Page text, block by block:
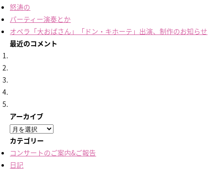
怒涛の
パーティー演奏とか
オペラ「大おばさん」「ドン・キホーテ」出演、制作のお知らせ
最近のコメント
アーカイブ
ア
ー
カ
イ
カテゴリー
コンサートのご案内&ご報告
日記